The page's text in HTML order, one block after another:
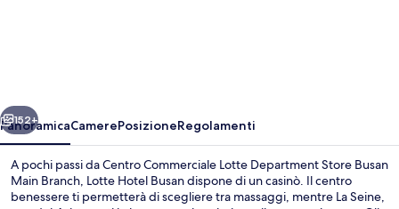
Avanti
152+
PanoramicaCamerePosizioneRegolamenti
A pochi passi da Centro Commerciale Lotte Department Store Busan
Main Branch, Lotte Hotel Busan dispone di un casinò. Il centro
benessere ti permetterà di scegliere tra massaggi, mentre La Seine,